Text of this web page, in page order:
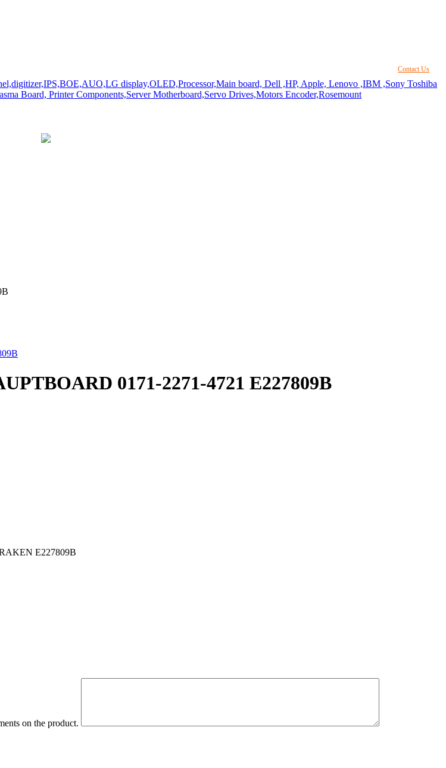
Contact Us
0171-2271-4721 E227809B
E227809B
on the product.